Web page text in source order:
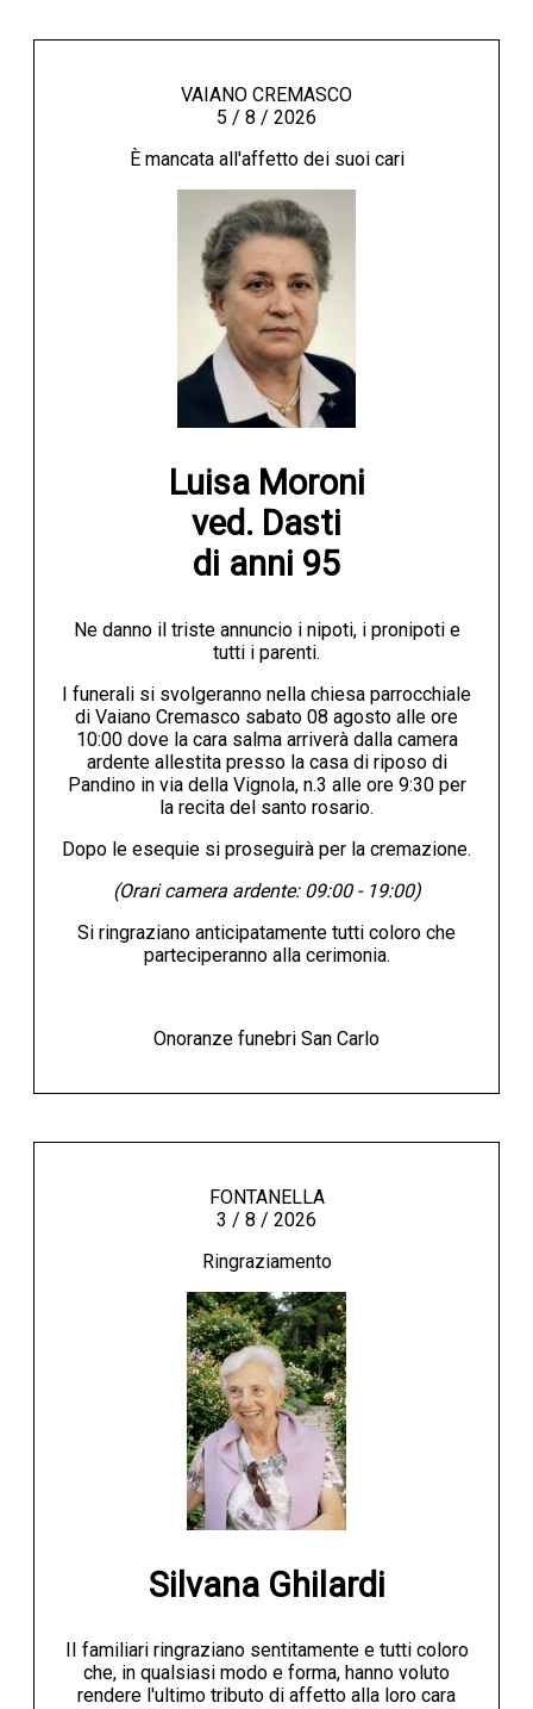
VAIANO CREMASCO
5 / 8 / 2026
È mancata all'affetto dei suoi cari
Luisa Moroni
ved. Dasti
di anni 95
Ne danno il triste annuncio i nipoti, i pronipoti e
tutti i parenti.
I funerali si svolgeranno nella chiesa parrocchiale
di Vaiano Cremasco sabato 08 agosto alle ore
10:00 dove la cara salma arriverà dalla camera
ardente allestita presso la casa di riposo di
Pandino in via della Vignola, n.3 alle ore 9:30 per
la recita del santo rosario.
Dopo le esequie si proseguirà per la cremazione.
(Orari camera ardente: 09:00 - 19:00)
Si ringraziano anticipatamente tutti coloro che
parteciperanno alla cerimonia.
Onoranze funebri San Carlo
FONTANELLA
3 / 8 / 2026
Ringraziamento
Silvana Ghilardi
II familiari ringraziano sentitamente e tutti coloro
che, in qualsiasi modo e forma, hanno voluto
rendere l'ultimo tributo di affetto alla loro cara